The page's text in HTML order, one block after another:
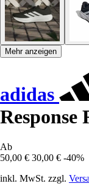
Mehr anzeigen
adidas
Response
Ab
50,00 € 30,00 € -40%
inkl. MwSt. zzgl.